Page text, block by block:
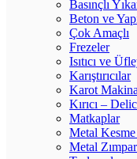
Basınçlı
Beton ve
Çok Amaçlı
Frezeler
Isıtıcı ve
Karıştırıcılar
Karot
Kırıcı –
Matkaplar
Metal
Metal